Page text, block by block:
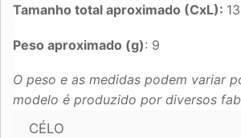
Tamanho total aproximado (CxL):
Peso aproximado (g): 9
O peso e as medidas podem variar
modelo é produzido por diversos
CÉLO